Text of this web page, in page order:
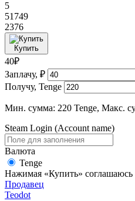
5
51749
2376
Купить
40₽
Заплачу, ₽
Получу, Tenge
Мин. сумма: 220 Tenge, Макс.
Steam Login (Account name)
Валюта
Tenge
Нажимая «Купить» соглашаюсь
Продавец
Teodot